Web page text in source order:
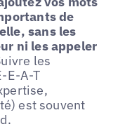
de
sans les
ni les appeler
les
E-A-T
est souvent